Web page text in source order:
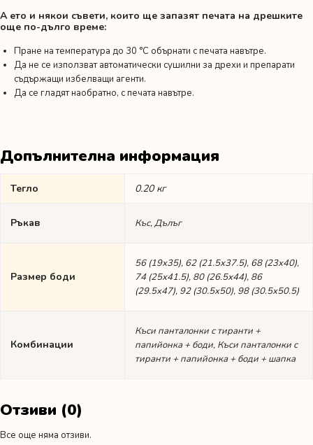
А ето и някои съвети, които ще запазят печата на дрешките
още по-дълго време:
Пране на температура до 30 °C обърнати с печата навътре.
Да не се използват автоматически сушилни за дрехи и препарати
съдържащи избелващи агенти.
Да се гладят наобратно, с печата навътре.
Допълнителна информация
Тегло 0.20 кг
Ръкав Къс, Дълъг
Размер боди
56 (19х35), 62 (21.5х37.5), 68 (23х40),
74 (25х41.5), 80 (26.5х44), 86
(29.5х47), 92 (30.5х50), 98 (30.5х50.5)
Комбинации
Къси панталонки с тиранти +
папийонка + боди, Къси панталонки с
тиранти + папийонка + боди + шапка
Отзиви (0)
Все още няма отзиви.